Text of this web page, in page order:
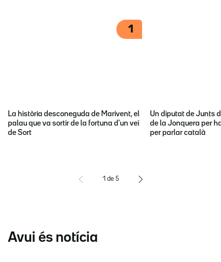
1
La història desconeguda de Marivent, el
palau que va sortir de la fortuna d'un veí
de Sort
Un diputat de Junts
de la Jonquera per
per parlar català
1 de 5
Avui és notícia